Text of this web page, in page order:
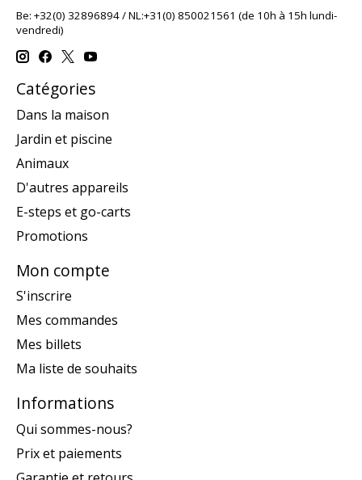
Be: +32(0) 32896894 / NL:+31(0) 850021561 (de 10h à 15h lundi-
vendredi)
Catégories
Dans la maison
Jardin et piscine
Animaux
D'autres appareils
E-steps et go-carts
Promotions
Mon compte
S'inscrire
Mes commandes
Mes billets
Ma liste de souhaits
Informations
Qui sommes-nous?
Prix et paiements